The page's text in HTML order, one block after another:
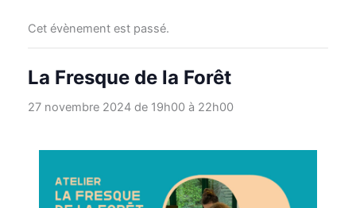
Cet évènement est passé.
La Fresque de la Forêt
27 novembre 2024 de 19h00à 22h00